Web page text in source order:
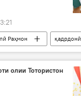
Раҳмон
қадрдонӣ
олии Тотористон